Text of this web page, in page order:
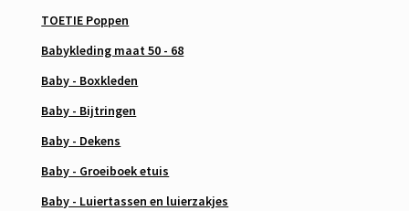
TOETIE Poppen
Babykleding maat 50 - 68
Baby - Boxkleden
Baby - Bijtringen
Baby - Dekens
Baby - Groeiboek etuis
Baby - Luiertassen en luierzakjes